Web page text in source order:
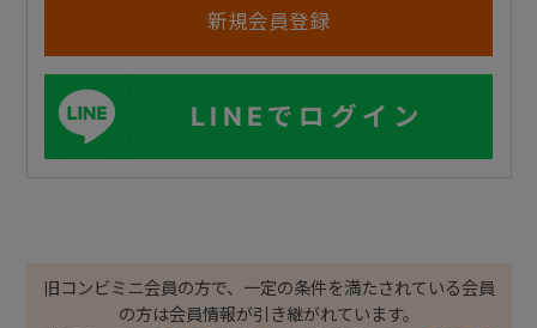
LINEでログイン
旧コンビミニ会員の方で、一定の条件を満たされている会員
の方は会員情報が引き継がれています。